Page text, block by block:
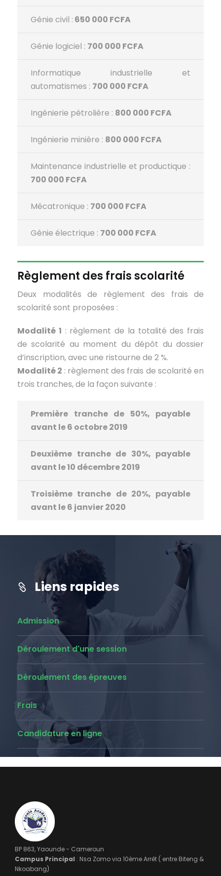
Génie civil : 650 000 FCFA
Génie logiciel : 700 000 FCFA
Informatique industrielle et
automatismes : 700 000 FCFA
Ingénierie pétrolière : 800 000 FCFA
Ingénierie minière : 800 000 FCFA
Maintenance industrielle et productique :
700 000 FCFA
Mécatronique : 700 000 FCFA
Génie électrique : 700 000 FCFA
Règlement des frais scolarité
Deux modalités de règlement des frais de
scolarité sont proposées :
Modalité 1 : règlement de la totalité des frais
de scolarité au moment du dépôt du dossier
d’inscription, avec une ristourne de 2 %.
Modalité 2 : règlement des frais de scolarité en
trois tranches, de la façon suivante :
Première tranche de 50%, payable
avant le 6 octobre 2019
Deuxième tranche de 30%, payable
avant le 10 décembre 2019
Troisième tranche de 20%, payable
avant le 6 janvier 2020
Liens rapides
Admission
Déroulement d'une session
Déroulement des épreuves
Frais
Candidature en ligne
BP 863, Yaounde - Cameroun
Campus Principal : Nsa Zomo via 10ème Arrêt ( entre Biteng &
Nkoabang)